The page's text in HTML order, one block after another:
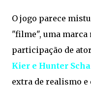
O jogo parece
"filme", uma marca
participação de
Kier e Hunter
extra de realismo